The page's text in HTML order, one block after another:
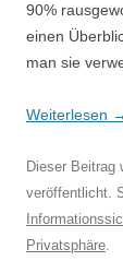
90%
einen
man sie
Weiterlesen →
Dieser Beitrag
veröffentlicht.
Privatsphäre.